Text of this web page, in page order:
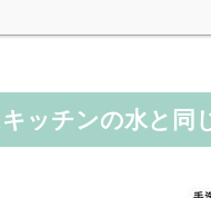
キッチンの水と同